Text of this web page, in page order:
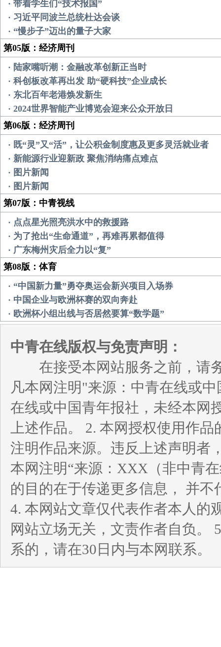
· 带着学生们“技术报国”
· 习近平同波兰总统杜达会谈
· “慢步子”迈出的量子大家
第05版：经济周刊
· 陆家嘴听潮：金融改革创新正当时
· 科创板改革再出发 助“硬科技”企业成长
· 东北百年老港焕发新生
· 2024世界智能产业博览会迎来公众开放日
第06版：经济周刊
· 既“灵”又“活”，让公积金制度惠及更多灵活就业者
· 新能源行业迎新政 聚焦消纳痛点难点
· 图片新闻
· 图片新闻
第07版：中青视线
· 点点星光照亮洪水中的救援路
· 为了抢出“生命通道”，再难再累都值得
· 广东梅州灾后全力以“复”
第08版：体育
· “中国新力量”勇夺奥运会新兴项目入场券
· 中国企业与欧洲杯赛的双向奔赴
· 欧洲杯小组出线与否居然要算“数学题”
中青在线版权与免责声明：
在接受本网站服务之前，请务
凡本网注明"来源：中青在线或
在线或中国青年报社，未经本网
上述作品。 2. 本网授权使用作
注明作品来源。违反上述声明者
本网注明“来源：XXX（非中青
的目的在于传递更多信息， 并
4. 本网站文章仅代表作者本人的
网站立场无关，文责作者自负。
系的，请在30日内与本网联系。